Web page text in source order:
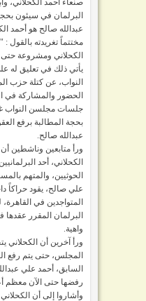
صنعاء أحمد الكحلاني،
البرلمان في سيئون
عبدالله صالح هو أحمد
مختتماً تغريدته بالقول
الكحلاني ومشروعة حتى
يأتي ذلك في تعليق له
النواب، عن كتلة حزب
الحضور والمشاركة في
جلسات مجلسن النواب
بحجة المطالبة برفع
عبدالله صالح.
ورأ متابعين وناشطين
الكحلاني، أحد
الحوثيين، والمتهم
علي صالح، يقود حراكاً
المتواجدين في
البرلمان المقرر
واهية.
ورأ آخرين أن
المجلس، حتى يتم رفع
السابق، أحمد علي
رفضها حتى الآن معظم
وأشاروا إلى أن